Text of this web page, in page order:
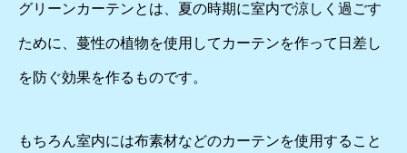
グリーンカーテンとは、夏の時期に室内で涼しく過ごす
ために、蔓性の植物を使用してカーテンを作って日差し
を防ぐ効果を作るものです。
もちろん室内には布素材などのカーテンを使用すること